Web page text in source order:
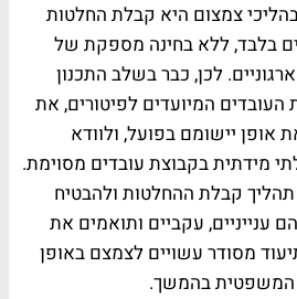
צמצום היא קבלת החלטות
בלבד, ללא בחינה מספקת של
לכן, כבר בשלב התכנון
המיועדים לפיטורים, את
אופן יישומם בפועל, ולוודא
מידתית בקבוצת עובדים מסוימת.
קבלת ההחלטות ולהבטיח
ענייניים, עקביים ותואמים את
מסודר עשויים לצמצם באופן
בהמשך.